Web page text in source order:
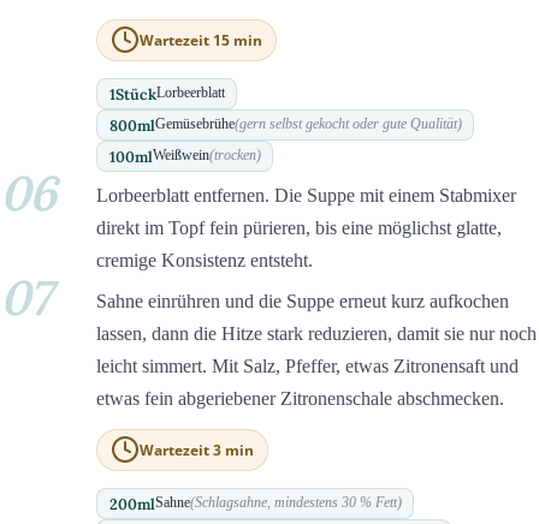
Wartezeit 15 min
1StückLorbeerblatt
800mlGemüsebrühe(gern selbst gekocht oder gute Qualität)
100mlWeißwein(trocken)
06
Lorbeerblatt entfernen. Die Suppe mit einem Stabmixer
direkt im Topf fein pürieren, bis eine möglichst glatte,
cremige Konsistenz entsteht.
07
Sahne einrühren und die Suppe erneut kurz aufkochen
lassen, dann die Hitze stark reduzieren, damit sie nur noch
leicht simmert. Mit Salz, Pfeffer, etwas Zitronensaft und
etwas fein abgeriebener Zitronenschale abschmecken.
Wartezeit 3 min
200mlSahne(Schlagsahne, mindestens 30 % Fett)